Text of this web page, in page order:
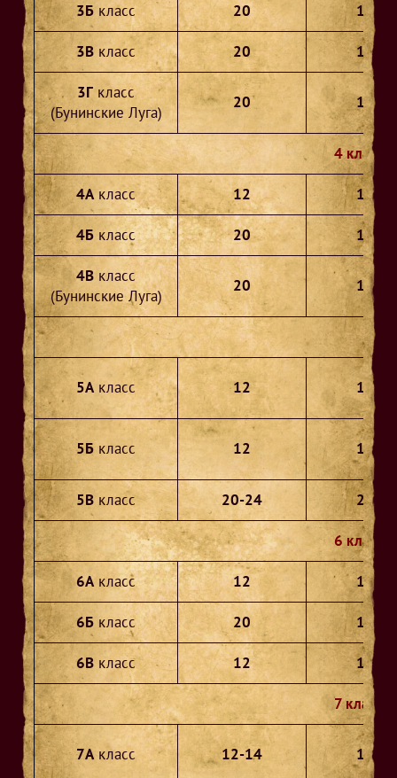
3Б класс 20 19
3В класс 20 17
3Г класс
(Бунинские Луга)
20 17
4 классы
4Акласс 12 11
4Б класс 20 17
4В класс
(Бунинские Луга)
20 18
5
5Акласс 12 12
5Б класс 12 12
5В класс 20-24 23
6 классы
6Акласс 12 10
6Б класс 20 18
6В класс 12 12
7 классы
7Акласс 12-14 13